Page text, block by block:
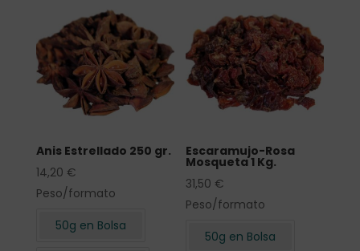
Anis Estrellado 250 gr.
14,20 €
Peso/formato
50g en Bolsa
Escaramujo-Rosa
Mosqueta 1 Kg.
31,50 €
Peso/formato
50g en Bolsa